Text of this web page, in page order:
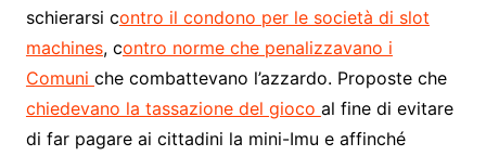
schierarsi contro il condono per le società di slot
machines, contro norme che penalizzavano i
Comuni che combattevano l’azzardo. Proposte che
chiedevano la tassazione del gioco al fine di evitare
di far pagare ai cittadini la mini-Imu e affinché